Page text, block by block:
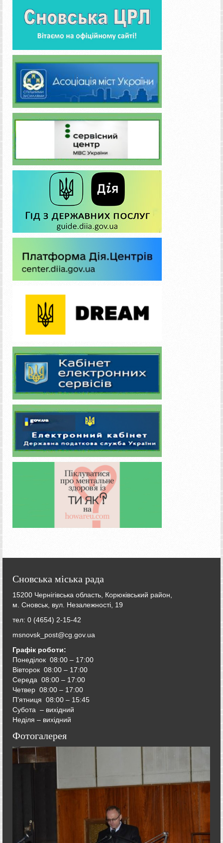
Сновська міська рада
15200 Чернігівська область, Корюківський район,
м. Сновськ, вул. Незалежності, 19
тел: 0 (4654) 2-15-42
msnovsk_post@cg.gov.ua
Графік роботи:
Понеділок 08:00 – 17:00
Вівторок 08:00 – 17:00
Середа 08:00 – 17:00
Четвер 08:00 – 17:00
П’ятниця 08:00 – 15:45
Субота – вихідний
Неділя – вихідний
Фотогалерея